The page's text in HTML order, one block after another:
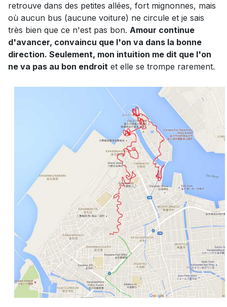
retrouve dans des petites allées, fort mignonnes, mais
où aucun bus (aucune voiture) ne circule et je sais
très bien que ce n'est pas bon. Amour continue
d'avancer, convaincu que l'on va dans la bonne
direction. Seulement, mon intuition me dit que l'on
ne va pas au bon endroit et elle se trompe rarement.